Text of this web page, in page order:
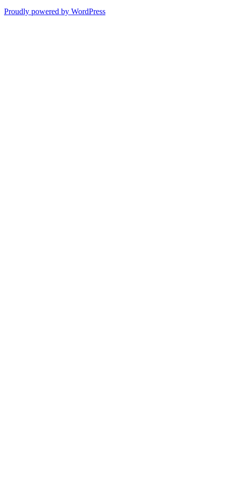
Proudly powered by WordPress